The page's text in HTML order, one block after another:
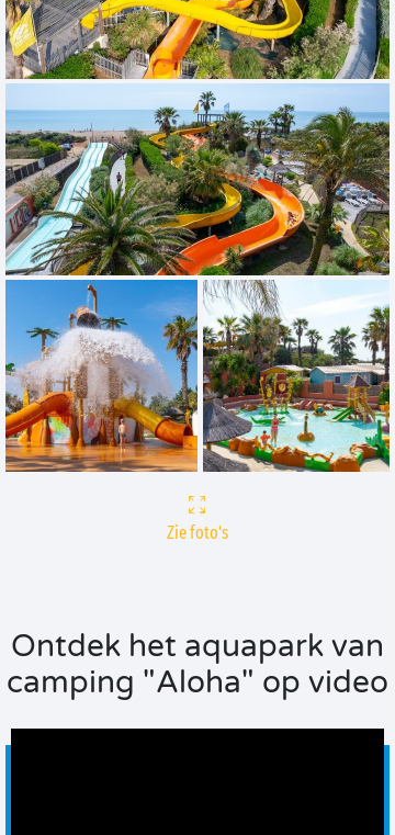
Zie foto's
Ontdek het aquapark van
camping "Aloha" op video